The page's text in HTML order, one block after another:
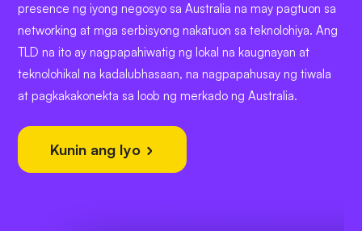
presence ng iyong negosyo sa Australia na may pagtuon sa
networking at mga serbisyong nakatuon sa teknolohiya. Ang
TLD na ito ay nagpapahiwatig ng lokal na kaugnayan at
teknolohikal na kadalubhasaan, na nagpapahusay ng tiwala
at pagkakakonekta sa loob ng merkado ng Australia.
Kunin ang Iyo